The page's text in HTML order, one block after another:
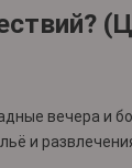
вечера и
и